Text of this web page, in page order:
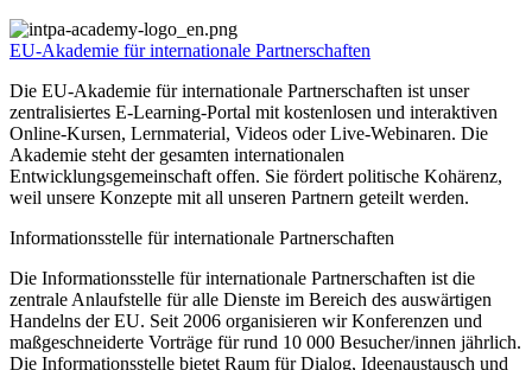
EU-Akademie für internationale Partnerschaften
Die EU-Akademie für internationale Partnerschaften ist unser
zentralisiertes E-Learning-Portal mit kostenlosen und interaktiven
Online-Kursen, Lernmaterial, Videos oder Live-Webinaren. Die
Akademie steht der gesamten internationalen
Entwicklungsgemeinschaft offen. Sie fördert politische Kohärenz,
weil unsere Konzepte mit all unseren Partnern geteilt werden.
Informationsstelle für internationale Partnerschaften
Die Informationsstelle für internationale Partnerschaften ist die
zentrale Anlaufstelle für alle Dienste im Bereich des auswärtigen
Handelns der EU. Seit 2006 organisieren wir Konferenzen und
maßgeschneiderte Vorträge für rund 10 000 Besucher/innen jährlich.
Die Informationsstelle bietet Raum für Dialog, Ideenaustausch und